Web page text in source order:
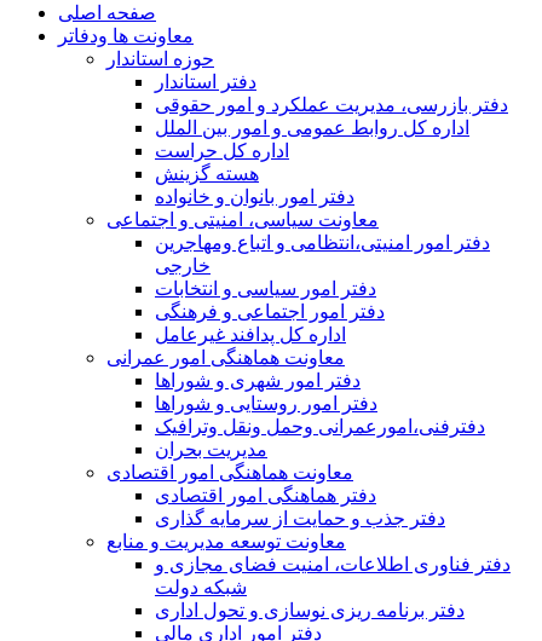
صفحه اصلی
معاونت ها ودفاتر
حوزه استاندار
دفتر استاندار
دفتر بازرسی، مدیریت عملکرد و امور حقوقی
اداره کل روابط عمومی و امور بین الملل
اداره کل حراست
هسته گزینش
دفتر امور بانوان و خانواده
معاونت سیاسی، امنیتی و اجتماعی
دفتر امور امنيتی،انتظامی و اتباع ومهاجرین
خارجی
دفتر امور سیاسی و انتخابات
دفتر امور اجتماعی و فرهنگی
اداره کل پدافند غیرعامل
معاونت هماهنگی امور عمرانی
دفتر امور شهری و شوراها
دفتر امور روستایی و شوراها
دفترفنی،امورعمرانی وحمل ونقل وترافيک
مدیریت بحران
معاونت هماهنگی امور اقتصادی
دفتر هماهنگی امور اقتصادی
دفتر جذب و حمایت از سرمایه گذاری
معاونت توسعه مدیریت و منابع
دفتر فناوری اطلاعات، امنیت فضای مجازی و
شبکه دولت
دفتر برنامه ریزی نوسازی و تحول اداری
دفتر امور اداری مالی